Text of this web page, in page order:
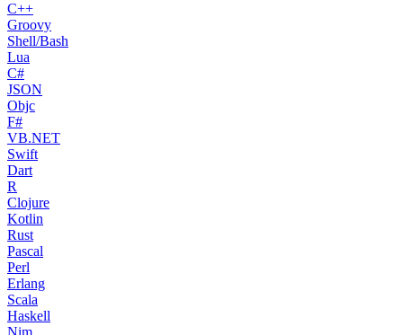
C++
Groovy
Shell/Bash
Lua
C#
JSON
Objc
F#
VB.NET
Swift
Dart
R
Clojure
Kotlin
Rust
Pascal
Perl
Erlang
Scala
Haskell